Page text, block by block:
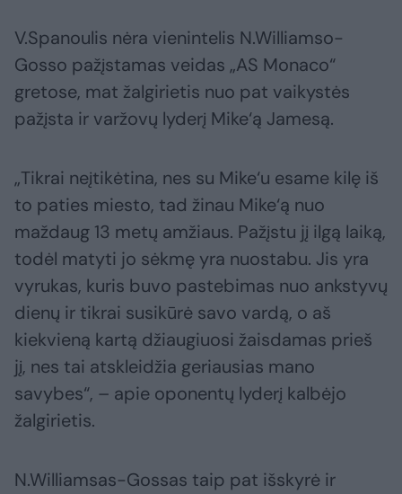
V.Spanoulis nėra vienintelis N.Williamso-
Gosso pažįstamas veidas „AS Monaco“
gretose, mat žalgirietis nuo pat vaikystės
pažįsta ir varžovų lyderį Mike‘ą Jamesą.
„Tikrai neįtikėtina, nes su Mike‘u esame kilę iš
to paties miesto, tad žinau Mike‘ą nuo
maždaug 13 metų amžiaus. Pažįstu jį ilgą laiką,
todėl matyti jo sėkmę yra nuostabu. Jis yra
vyrukas, kuris buvo pastebimas nuo ankstyvų
dienų ir tikrai susikūrė savo vardą, o aš
kiekvieną kartą džiaugiuosi žaisdamas prieš
jį, nes tai atskleidžia geriausias mano
savybes“, – apie oponentų lyderį kalbėjo
žalgirietis.
N.Williamsas-Gossas taip pat išskyrė ir